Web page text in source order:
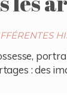
: des